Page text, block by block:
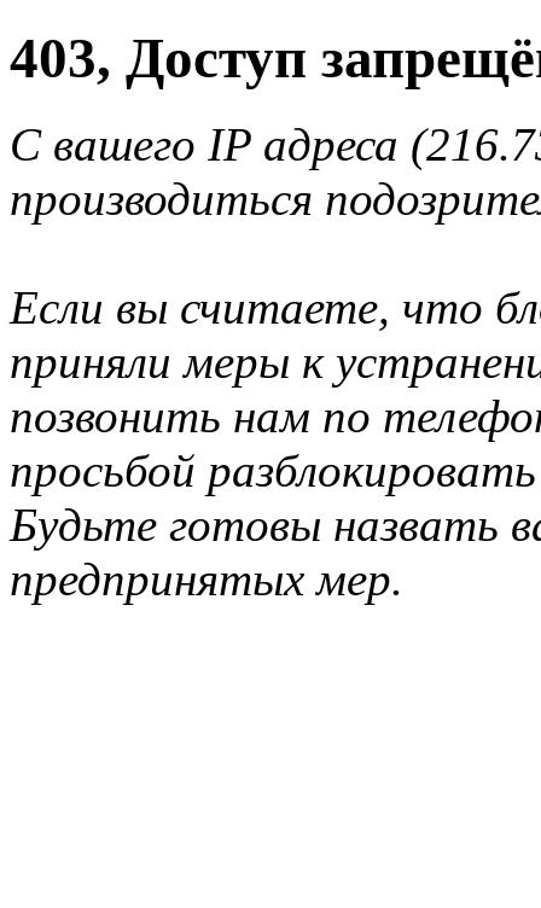
403, Доступ
С вашего IP адреса
производиться
Если вы считаете, что
приняли меры к
позвонить нам по
просьбой
Будьте готовы назвать
предпринятых мер.